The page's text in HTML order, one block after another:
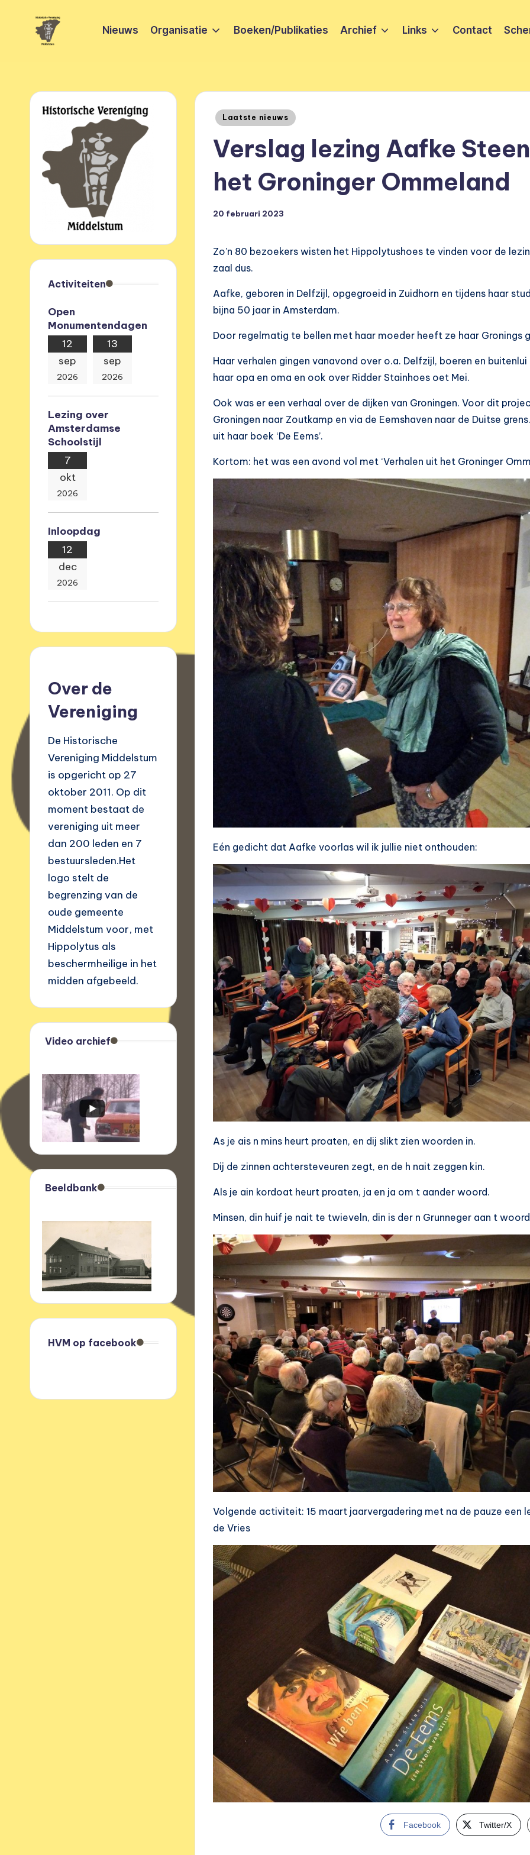
s
o
ri
h
Nieuws Organisatie Boeken/Publikaties Archief Links Contact
Geplaatst
Laatste nieuws
Verslag lezing Aafke
het Groninger Ommeland
20 februari 2023
Zo’n 80 bezoekers wisten het Hippolytushoes te vinden voor de
zaal dus.
Aafke, geboren in Delfzijl, opgegroeid in Zuidhorn en tijdens haar
bijna 50 jaar in Amsterdam.
Door regelmatig te bellen met haar moeder heeft ze haar Gronings
Haar verhalen gingen vanavond over o.a. Delfzijl, boeren en
haar opa en oma en ook over Ridder Stainhoes oet Mei.
Ook was er een verhaal over de dijken van Groningen. Voor dit
Groningen naar Zoutkamp en via de Eemshaven naar de Duitse
uit haar boek ‘De Eems’.
Kortom: het was een avond vol met ‘Verhalen uit het Groninger
Eén gedicht dat Aafke voorlas wil ik jullie niet onthouden:
As je ais n mins heurt proaten, en dij slikt zien woorden in.
Dij de zinnen achtersteveuren zegt, en de h nait zeggen kin.
Als je ain kordoat heurt proaten, ja en ja om t aander woord.
Minsen, din huif je nait te twieveln, din is der n Grunneger aan t
Volgende activiteit: 15 maart jaarvergadering met na de pauze een
de Vries
Facebook Twitter/X
Activiteiten
Open
Monumentendagen
12
sep
2026
13
sep
2026
Lezing over
Amsterdamse
Schoolstijl
7
okt
2026
Inloopdag
12
dec
2026
Over de
Vereniging
De Historische
Vereniging Middelstum
is opgericht op 27
oktober 2011. Op dit
moment bestaat de
vereniging uit meer
dan 200 leden en 7
bestuursleden.Het
logo stelt de
begrenzing van de
oude gemeente
Middelstum voor, met
Hippolytus als
beschermheilige in het
midden afgebeeld.
Video archief
Beeldbank
HVM op facebook